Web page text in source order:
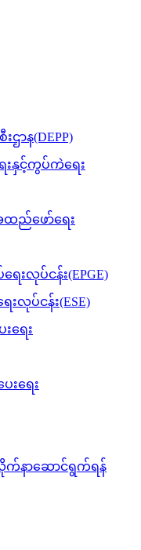
ဌာန(DEPP)
နှင့်ကွပ်ကဲရေး
ည်ဖော်ရေး
လုပ်ငန်း(EPGE)
းလုပ်ငန်း(ESE)
ရေး
းရေး
က်နာဆောင်ရွက်ရန်